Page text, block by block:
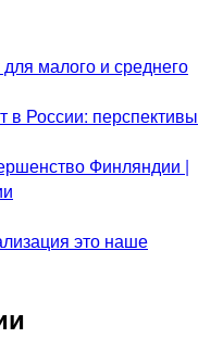
для малого и среднего
в России: перспективы
Финляндии |
это наше